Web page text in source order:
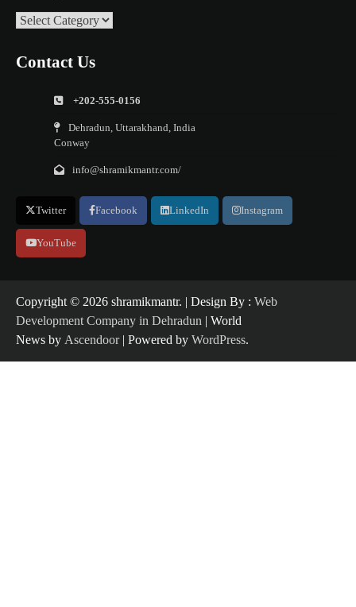
Categories
Contact Us
+202-555-0156
Dehradun, Uttarakhand, India
Conway
info@shramikmantr.com/
Twitter Facebook LinkedIn Instagram
YouTube
Copyright ©️ 2026 shramikmantr. | Design By : Web
Development Company in Dehradun | World
News by Ascendoor| Powered by WordPress.